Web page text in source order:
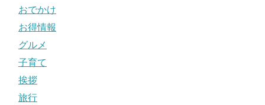
おでかけ
お得情報
グルメ
子育て
挨拶
旅行